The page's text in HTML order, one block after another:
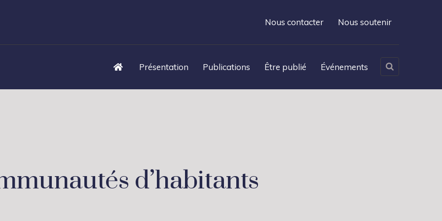
Nous contacter Nous soutenir
Présentation Publications Être publié Événements
d’habitants